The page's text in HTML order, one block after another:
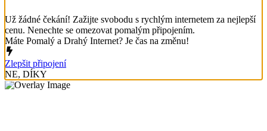
Už žádné čekání! Zažijte svobodu s rychlým internetem za nejlepší
cenu. Nenechte se omezovat pomalým připojením.
Máte Pomalý a Drahý Internet? Je čas na změnu!
Zlepšit připojení
NE, DÍKY